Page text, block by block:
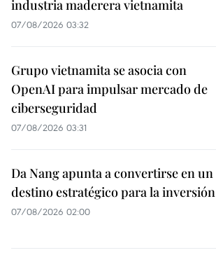
industria maderera vietnamita
07/08/2026 03:32
Grupo vietnamita se asocia con
OpenAI para impulsar mercado de
ciberseguridad
07/08/2026 03:31
Da Nang apunta a convertirse en un
destino estratégico para la inversión
07/08/2026 02:00